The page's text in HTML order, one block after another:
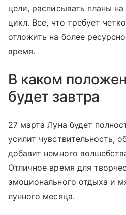
цели, расписывать планы
цикл. Все, что требует
отложить на более
время.
В каком
будет завтра
27 марта Луна будет
усилит чувствительность,
добавит немного
Отличное время для
эмоционального отдыха и
лунного месяца.